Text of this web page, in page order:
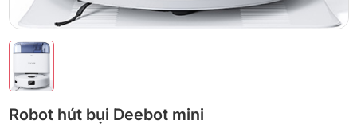
Robot hút bụi Deebot mini